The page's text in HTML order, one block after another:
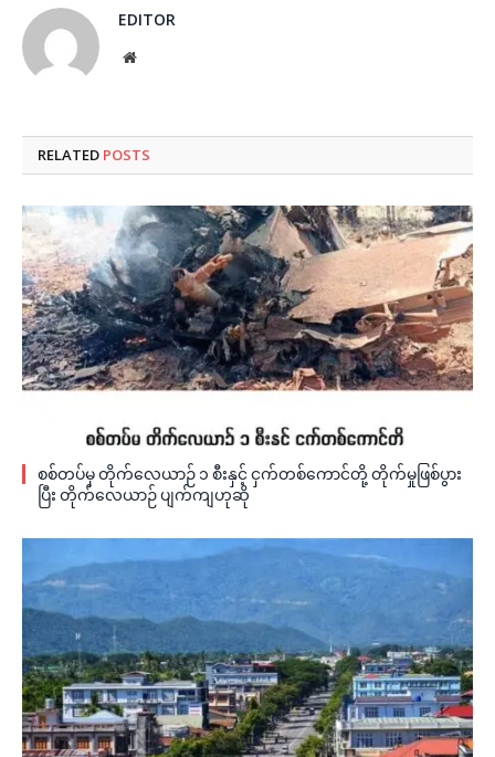
EDITOR
Website
RELATED POSTS
စစ်တပ်မှ တိုက်လေယာဉ် ၁ စီးနှင့် ငှက်တစ်ကောင်တို့ တိုက်မှုဖြစ်ပွား
ပြီး တိုက်လေယာဉ် ပျက်ကျဟုဆို